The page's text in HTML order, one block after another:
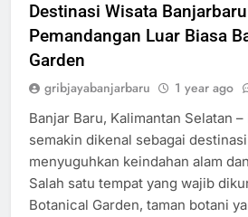
Destinasi Wisata
Pemandangan Luar Biasa
Garden
gribjayabanjarbaru 1 year ago
Banjar Baru, Kalimantan Selatan –
semakin dikenal sebagai
menyuguhkan keindahan alam
Salah satu tempat yang wajib
Botanical Garden, taman botani